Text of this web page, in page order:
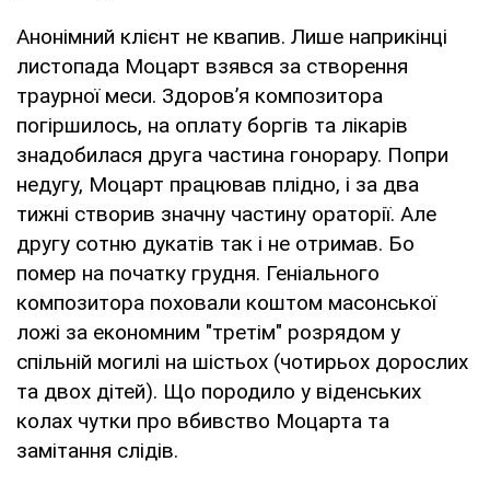
Анонімний клієнт не квапив. Лише наприкінці
листопада Моцарт взявся за створення
траурної меси. Здоров’я композитора
погіршилось, на оплату боргів та лікарів
знадобилася друга частина гонорару. Попри
недугу, Моцарт працював плідно, і за два
тижні створив значну частину ораторії. Але
другу сотню дукатів так і не отримав. Бо
помер на початку грудня. Геніального
композитора поховали коштом масонської
ложі за економним "третім" розрядом у
спільній могилі на шістьох (чотирьох дорослих
та двох дітей). Що породило у віденських
колах чутки про вбивство Моцарта та
замітання слідів.